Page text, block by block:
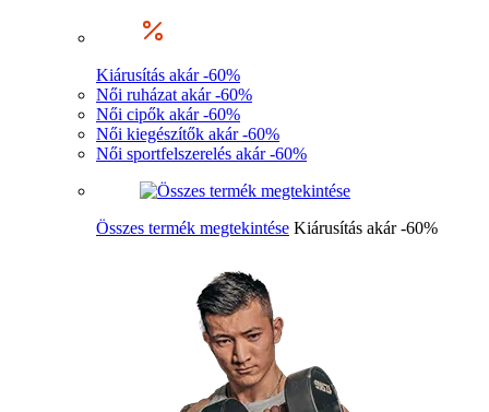
Kiárusítás akár -60%
Női ruházat akár -60%
Női cipők akár -60%
Női kiegészítők akár -60%
Női sportfelszerelés akár -60%
Összes termék megtekintése Kiárusítás akár -60%